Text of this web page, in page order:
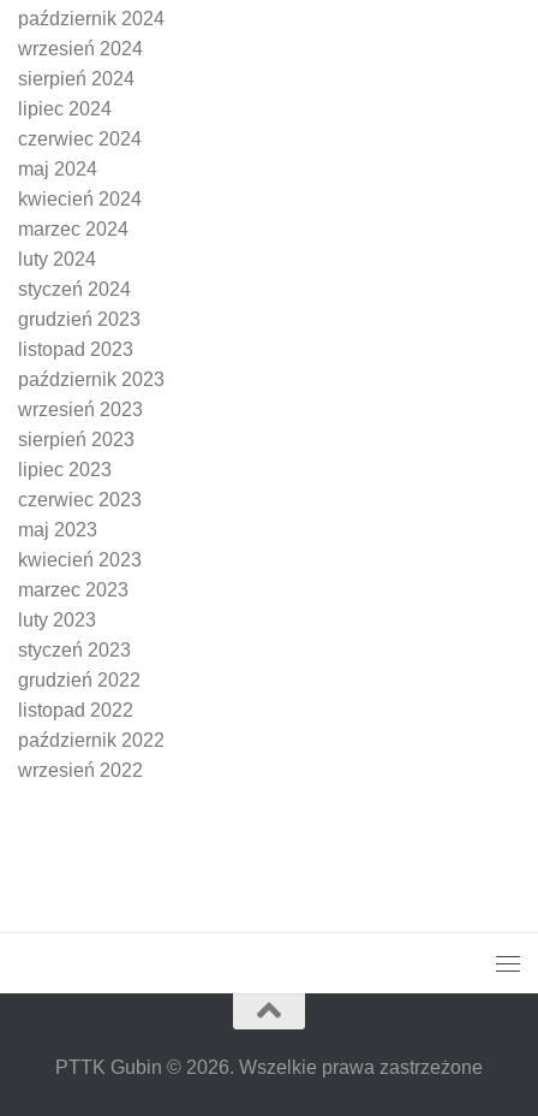
październik 2024
wrzesień 2024
sierpień 2024
lipiec 2024
czerwiec 2024
maj 2024
kwiecień 2024
marzec 2024
luty 2024
styczeń 2024
grudzień 2023
listopad 2023
październik 2023
wrzesień 2023
sierpień 2023
lipiec 2023
czerwiec 2023
maj 2023
kwiecień 2023
marzec 2023
luty 2023
styczeń 2023
grudzień 2022
listopad 2022
październik 2022
wrzesień 2022
PTTK Gubin © 2026. Wszelkie prawa zastrzeżone